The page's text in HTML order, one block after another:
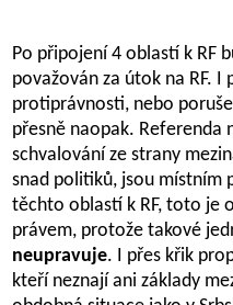
Po připojení 4 oblastí k RF
považován za útok na RF. I
protiprávnosti, nebo
přesně naopak. Referenda
schvalování ze strany
snad politiků, jsou místním
těchto oblastí k RF, toto je
právem, protože takové
neupravuje. I přes křik
kteří neznají ani základy